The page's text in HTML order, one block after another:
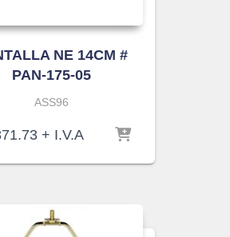
NE 14CM #
PAN-175-05
ASS96
+ I.V.A